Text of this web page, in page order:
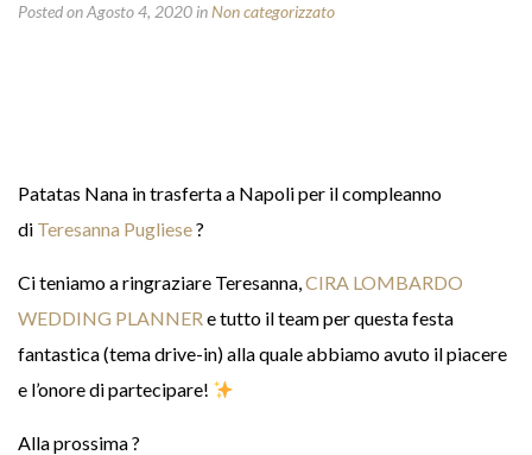
Posted on Agosto 4, 2020 in Non categorizzato
Patatas Nana in trasferta a Napoli per il compleanno
di Teresanna Pugliese?
Ci teniamo a ringraziare Teresanna,CIRA LOMBARDO
WEDDING PLANNER e tutto il team per questa festa
fantastica (tema drive-in) alla quale abbiamo avuto il piacere
e l’onore di partecipare!
Alla prossima?